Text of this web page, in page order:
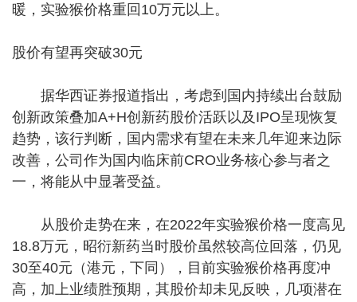
暖，实验猴价格重回10万元以上。
股价有望再突破30元
据华西证券报道指出，考虑到国内持续出台鼓励
创新政策叠加A+H创新药股价活跃以及IPO呈现恢复
趋势，该行判断，国内需求有望在未来几年迎来边际
改善，公司作为国内临床前CRO业务核心参与者之
一，将能从中显著受益。
从股价走势在来，在2022年实验猴价格一度高见
18.8万元，昭衍新药当时股价虽然较高位回落，仍见
30至40元（港元，下同），目前实验猴价格再度冲
高，加上业绩胜预期，其股价却未见反映，几项潜在